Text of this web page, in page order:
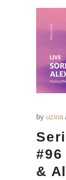
by uzina
#96
&